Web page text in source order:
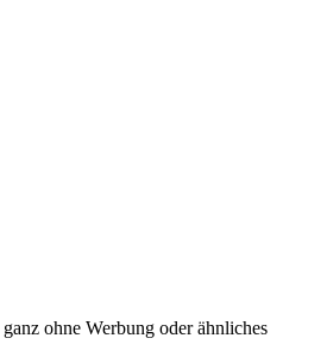
ohne Werbung oder ähnliches